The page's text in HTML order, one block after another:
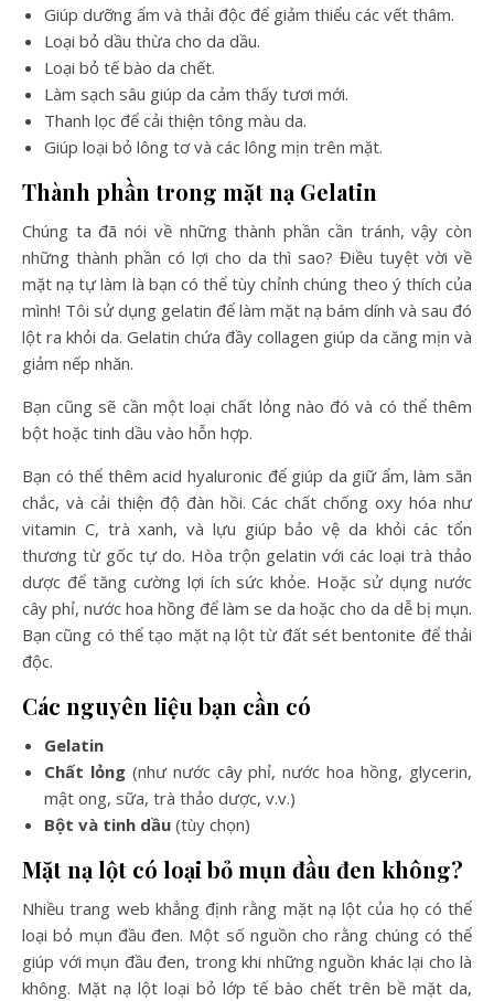
Giúp dưỡng ẩm và thải độc để giảm thiểu các vết thâm.
Loại bỏ dầu thừa cho da dầu.
Loại bỏ tế bào da chết.
Làm sạch sâu giúp da cảm thấy tươi mới.
Thanh lọc để cải thiện tông màu da.
Giúp loại bỏ lông tơ và các lông mịn trên mặt.
Thành phần trong mặt nạ Gelatin
Chúng ta đã nói về những thành phần cần tránh, vậy còn
những thành phần có lợi cho da thì sao? Điều tuyệt vời về
mặt nạ tự làm là bạn có thể tùy chỉnh chúng theo ý thích của
mình! Tôi sử dụng gelatin để làm mặt nạ bám dính và sau đó
lột ra khỏi da. Gelatin chứa đầy collagen giúp da căng mịn và
giảm nếp nhăn.
Bạn cũng sẽ cần một loại chất lỏng nào đó và có thể thêm
bột hoặc tinh dầu vào hỗn hợp.
Bạn có thể thêm acid hyaluronic để giúp da giữ ẩm, làm săn
chắc, và cải thiện độ đàn hồi. Các chất chống oxy hóa như
vitamin C, trà xanh, và lựu giúp bảo vệ da khỏi các tổn
thương từ gốc tự do. Hòa trộn gelatin với các loại trà thảo
dược để tăng cường lợi ích sức khỏe. Hoặc sử dụng nước
cây phỉ, nước hoa hồng để làm se da hoặc cho da dễ bị mụn.
Bạn cũng có thể tạo mặt nạ lột từ đất sét bentonite để thải
độc.
Các nguyên liệu bạn cần có
Gelatin
Chất lỏng(như nước cây phỉ, nước hoa hồng, glycerin,
mật ong, sữa, trà thảo dược, v.v.)
Bột và tinh dầu (tùy chọn)
Mặt nạ lột có loại bỏ mụn đầu đen không?
Nhiều trang web khẳng định rằng mặt nạ lột của họ có thể
loại bỏ mụn đầu đen. Một số nguồn cho rằng chúng có thể
giúp với mụn đầu đen, trong khi những nguồn khác lại cho là
không. Mặt nạ lột loại bỏ lớp tế bào chết trên bề mặt da,